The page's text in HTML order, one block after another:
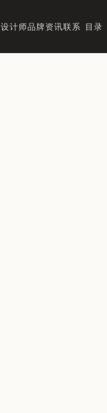
设计师品牌资讯联系 目录